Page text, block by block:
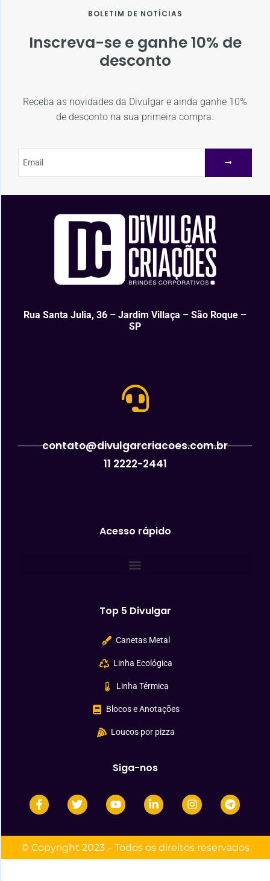
BOLETIM DE NOTÍCIAS
Inscreva-se e ganhe 10% de
desconto
Receba as novidades da Divulgar e ainda ganhe 10%
de desconto na sua primeira compra.
Rua Santa Julia, 36 – Jardim Villaça – São Roque –
SP
contato@divulgarcriacoes.com.br
11 2222-2441
Acesso rápido
Top 5 Divulgar
Canetas Metal
Linha Ecológica
Linha Térmica
Blocos e Anotações
Loucos por pizza
Siga-nos
© Copyright 2023 – Todos os direitos reservados